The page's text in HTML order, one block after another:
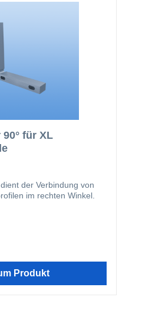
für XL
der Verbindung von
im rechten Winkel.
Produkt